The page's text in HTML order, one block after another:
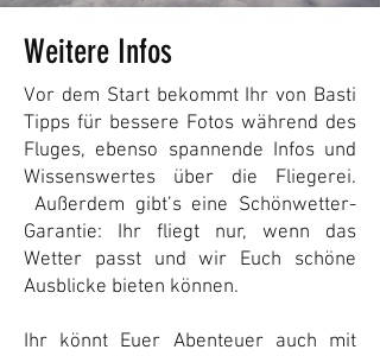
Weitere Infos
Vor dem Start bekommt Ihr von Basti
Tipps für bessere Fotos während des
Fluges, ebenso spannende Infos und
Wissenswertes über die Fliegerei.
Außerdem gibt’s eine Schönwetter-
Garantie: Ihr fliegt nur, wenn das
Wetter passt und wir Euch schöne
Ausblicke bieten können.
Ihr könnt Euer Abenteuer auch mit